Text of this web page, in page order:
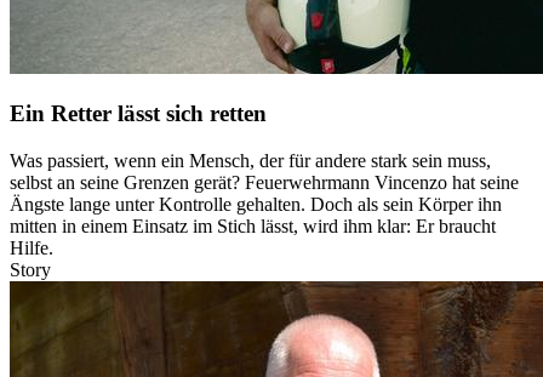
Ein Retter lässt sich retten
Was passiert, wenn ein Mensch, der für andere stark sein muss,
selbst an seine Grenzen gerät? Feuerwehrmann Vincenzo hat seine
Ängste lange unter Kontrolle gehalten. Doch als sein Körper ihn
mitten in einem Einsatz im Stich lässt, wird ihm klar: Er braucht
Hilfe.
Story